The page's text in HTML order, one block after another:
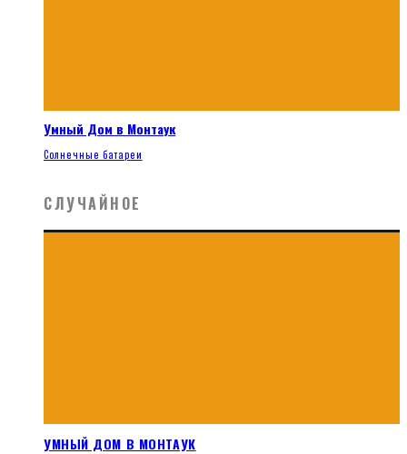
Умный Дом в Монтаук
Солнечные батареи
СЛУЧАЙНОЕ
УМНЫЙ ДОМ В МОНТАУК